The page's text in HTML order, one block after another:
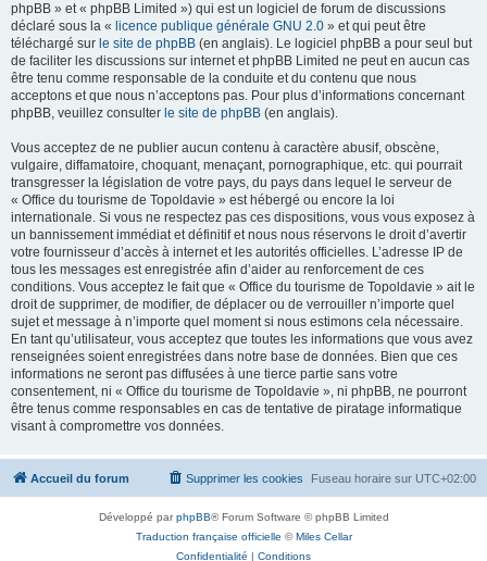
phpBB » et « phpBB Limited ») qui est un logiciel de forum de discussions
déclaré sous la « licence publique générale GNU 2.0 » et qui peut être
téléchargé sur le site de phpBB (en anglais). Le logiciel phpBB a pour seul but
de faciliter les discussions sur internet et phpBB Limited ne peut en aucun cas
être tenu comme responsable de la conduite et du contenu que nous
acceptons et que nous n’acceptons pas. Pour plus d’informations concernant
phpBB, veuillez consulter le site de phpBB (en anglais).
Vous acceptez de ne publier aucun contenu à caractère abusif, obscène,
vulgaire, diffamatoire, choquant, menaçant, pornographique, etc. qui pourrait
transgresser la législation de votre pays, du pays dans lequel le serveur de
« Office du tourisme de Topoldavie » est hébergé ou encore la loi
internationale. Si vous ne respectez pas ces dispositions, vous vous exposez à
un bannissement immédiat et définitif et nous nous réservons le droit d’avertir
votre fournisseur d’accès à internet et les autorités officielles. L’adresse IP de
tous les messages est enregistrée afin d’aider au renforcement de ces
conditions. Vous acceptez le fait que « Office du tourisme de Topoldavie » ait le
droit de supprimer, de modifier, de déplacer ou de verrouiller n’importe quel
sujet et message à n’importe quel moment si nous estimons cela nécessaire.
En tant qu’utilisateur, vous acceptez que toutes les informations que vous avez
renseignées soient enregistrées dans notre base de données. Bien que ces
informations ne seront pas diffusées à une tierce partie sans votre
consentement, ni « Office du tourisme de Topoldavie », ni phpBB, ne pourront
être tenus comme responsables en cas de tentative de piratage informatique
visant à compromettre vos données.
Accueil du forum Fuseau horaire sur UTC+02:00
Supprimer les cookies
Développé parphpBB® Forum Software © phpBB Limited
Traduction française officielle ©Miles Cellar
Confidentialité | Conditions